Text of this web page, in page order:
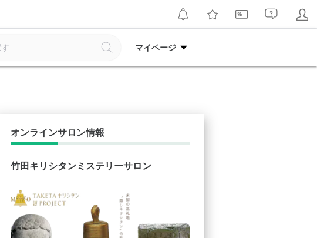
マイページ
オンラインサロン情報
竹田キリシタンミステリーサロン